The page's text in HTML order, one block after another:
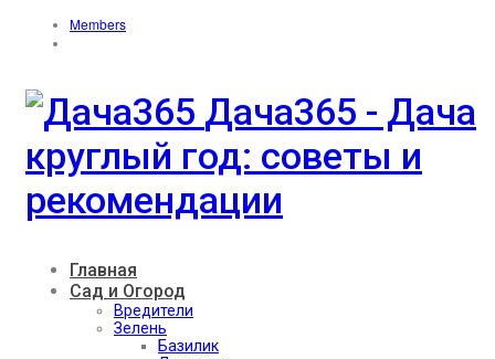
Members
Дача365 - Дача
круглый год: советы и
рекомендации
Главная
Сад и Огород
Вредители
Зелень
Базилик